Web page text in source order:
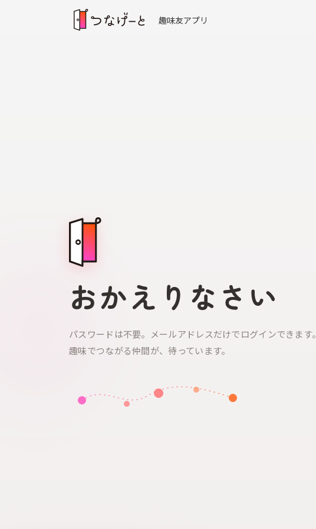
趣味友アプリ
おかえりなさい
パスワードは不要。メールアドレスだけでログインできます。
趣味でつながる仲間が、待っています。